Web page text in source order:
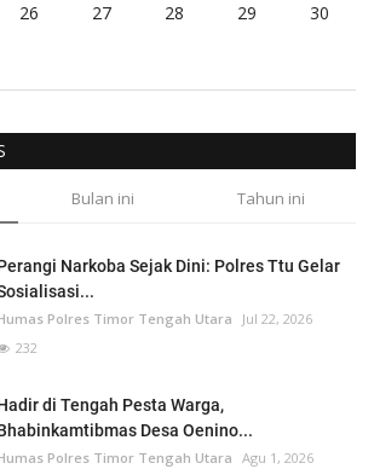
26 27 28 29 30
Bulan ini Tahun ini
Narkoba Sejak Dini: Polres Ttu Gelar
Polres Timor Tengah Utara
Jul 22, 2026
232
di Tengah Pesta Warga,
Desa Oenino...
Polres Timor Tengah Utara Agu 1, 2026